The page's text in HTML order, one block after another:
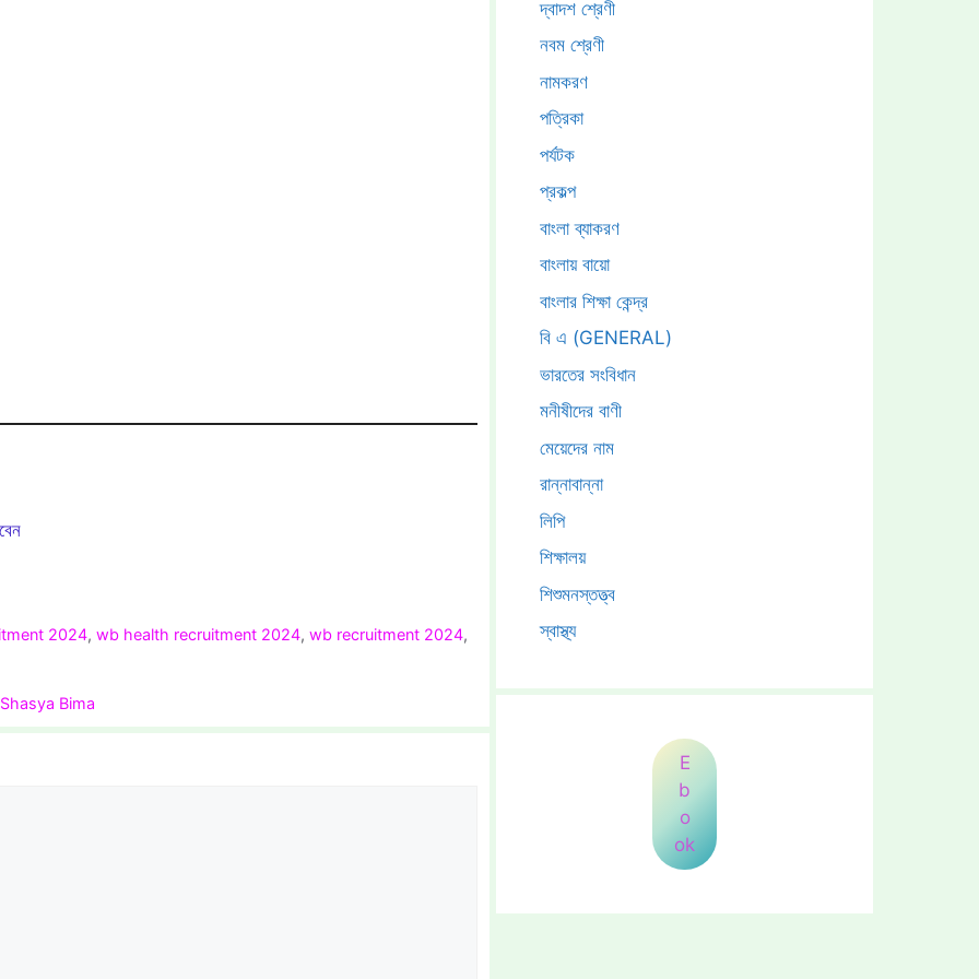
2024, wb health recruitment 2024, wb recruitment 2024,
Shasya Bima
দ্বাদশ শ্রেণী
নবম শ্রেণী
নামকরণ
পত্রিকা
পর্যটক
প্রকল্প
বাংলা ব্যাকরণ
বাংলায় বায়ো
বাংলার শিক্ষা কেন্দ্র
বি এ (GENERAL)
ভারতের সংবিধান
মনীষীদের বাণী
মেয়েদের নাম
রান্নাবান্না
লিপি
শিক্ষালয়
শিশুমনস্তত্ত্ব
স্বাস্থ্য
E
b
o
ok